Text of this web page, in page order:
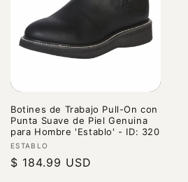
Botines de Trabajo Pull-On con
Punta Suave de Piel Genuina
para Hombre 'Establo' - ID: 320
Proveedor:
ESTABLO
Precio
$ 184.99 USD